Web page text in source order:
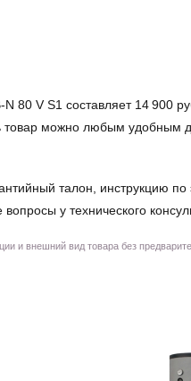
80 V S1 составляет 14 900
товар можно любым
талон, инструкцию
вопросы у технического
и внешний вид товара без